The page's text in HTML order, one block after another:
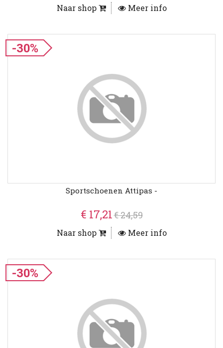
Naar shop Meer info
-30%
Sportschoenen Attipas -
€ 17,21€ 24,59
Naar shop Meer info
-30%